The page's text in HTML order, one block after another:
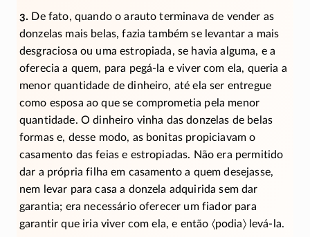
3. De fato, quando o arauto terminava de vender as
donzelas mais belas, fazia também se levantar a mais
desgraciosa ou uma estropiada, se havia alguma, e a
oferecia a quem, para pegá-la e viver com ela, queria a
menor quantidade de dinheiro, até ela ser entregue
como esposa ao que se comprometia pela menor
quantidade. O dinheiro vinha das donzelas de belas
formas e, desse modo, as bonitas propiciavam o
casamento das feias e estropiadas. Não era permitido
dar a própria filha em casamento a quem desejasse,
nem levar para casa a donzela adquirida sem dar
garantia; era necessário oferecer um fiador para
garantir que iria viver com ela, e então 〈podia〉 levá-la.